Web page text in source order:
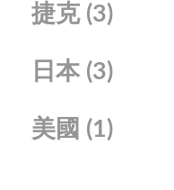
捷克 (3)
日本 (3)
美國 (1)